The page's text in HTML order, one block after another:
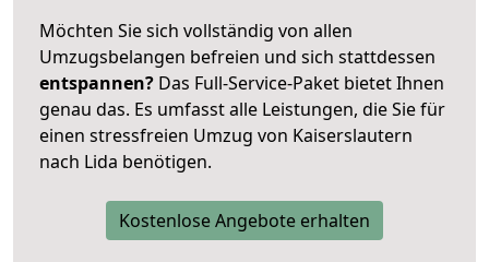
Möchten Sie sich vollständig von allen
Umzugsbelangen befreien und sich stattdessen
entspannen? Das Full-Service-Paket bietet Ihnen
genau das. Es umfasst alle Leistungen, die Sie für
einen stressfreien Umzug von Kaiserslautern
nach Lida benötigen.
Kostenlose Angebote erhalten